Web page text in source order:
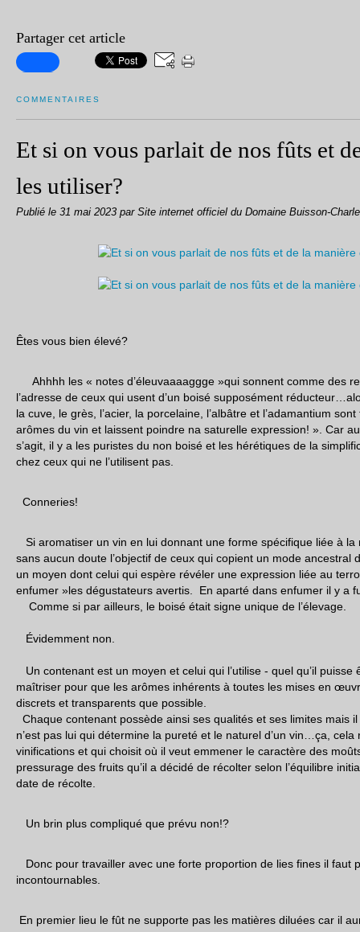
Partager cet article
COMMENTAIRES
Et si on vous parlait de nos fûts et
les utiliser?
Publié le 31 mai 2023 par Site internet officiel du Domaine Buisson-
Êtes vous bien élevé?
Ahhhh les « notes d’éleuvaaaaggge »qui sonnent comme des
l’adresse de ceux qui usent d’un boisé supposément
la cuve, le grès, l’acier, la porcelaine, l’albâtre et l’adamantium
arômes du vin et laissent poindre na saturelle expression! ». Car
s’agit, il y a les puristes du non boisé et les hérétiques de la
chez ceux qui ne l’utilisent pas.
Conneries!
Si aromatiser un vin en lui donnant une forme spécifique liée à la
sans aucun doute l’objectif de ceux qui copient un mode ancestral
un moyen dont celui qui espère révéler une expression liée au
enfumer »les dégustateurs avertis. En aparté dans enfumer il y a
Comme si par ailleurs, le boisé était signe unique de l’élevage.
Évidemment non.
Un contenant est un moyen et celui qui l’utilise - quel qu’il
maîtriser pour que les arômes inhérents à toutes les mises en
discrets et transparents que possible.
Chaque contenant possède ainsi ses qualités et ses limites mais
n’est pas lui qui détermine la pureté et le naturel d’un vin…ça,
vinifications et qui choisit où il veut emmener le caractère des
pressurage des fruits qu’il a décidé de récolter selon l’équilibre
date de récolte.
Un brin plus compliqué que prévu non!?
Donc pour travailler avec une forte proportion de lies fines il faut
incontournables.
En premier lieu le fût ne supporte pas les matières diluées car il